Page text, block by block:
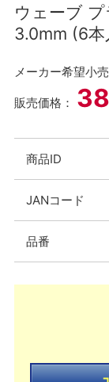
ウェーブ
3.0mm (6本
メーカー希望小
販売価格：
商品ID
JANコード
品番